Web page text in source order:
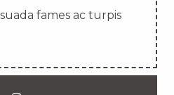
fames ac turpis